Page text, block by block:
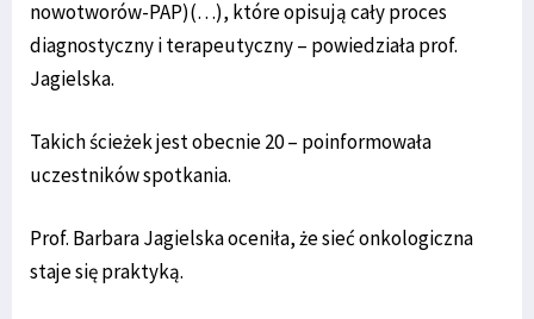
nowotworów-PAP)(…), które opisują cały proces
diagnostyczny i terapeutyczny – powiedziała prof.
Jagielska.
Takich ścieżek jest obecnie 20 – poinformowała
uczestników spotkania.
Prof. Barbara Jagielska oceniła, że sieć onkologiczna
staje się praktyką.